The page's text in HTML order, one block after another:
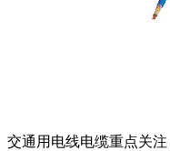
交通用电线电缆重点关